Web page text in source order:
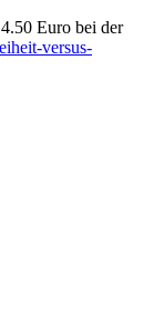
Euro bei der
versus-